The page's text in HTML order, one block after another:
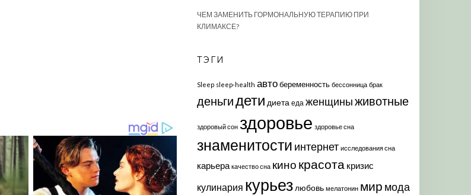
ЧЕМ ЗАМЕНИТЬ ГОРМОНАЛЬНУЮ ТЕРАПИЮ ПРИ
КЛИМАКСЕ?
ТЭГИ
Sleep sleep-health автобеременность бессонница брак
деньгидети диета еда женщиныживотные
здоровый сон здоровье здоровье сна
знаменитости интернет исследования сна
карьера качество сна кино красота кризис
кулинария курьез любовь мелатонин мир мода